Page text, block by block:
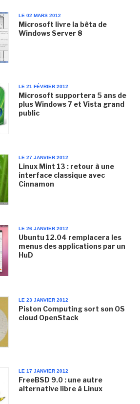
LE 02 MARS 2012
Microsoft livre la bêta de
Windows Server 8
LE 21 FÉVRIER 2012
Microsoft supportera 5 ans de
plus Windows 7 et Vista grand
public
LE 27 JANVIER 2012
Linux Mint 13 : retour à une
interface classique avec
Cinnamon
LE 26 JANVIER 2012
Ubuntu 12.04 remplacera les
menus des applications par un
HuD
LE 23 JANVIER 2012
Piston Computing sort son OS
cloud OpenStack
LE 17 JANVIER 2012
FreeBSD 9.0 : une autre
alternative libre à Linux